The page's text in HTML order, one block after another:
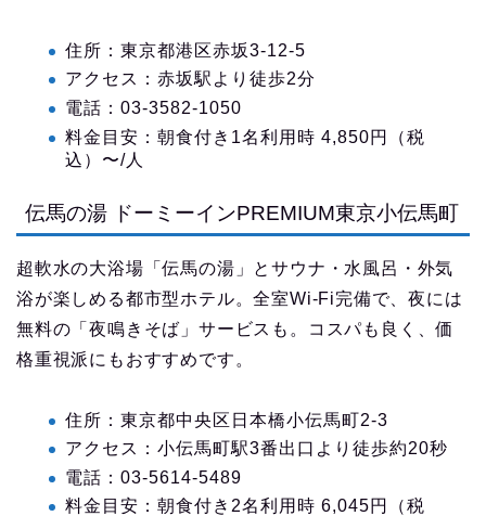
住所：東京都港区赤坂3-12-5
アクセス：赤坂駅より徒歩2分
電話：03-3582-1050
料金目安：朝食付き1名利用時 4,850円（税
込）〜/人
伝馬の湯 ドーミーインPREMIUM東京小伝馬町
超軟水の大浴場「伝馬の湯」とサウナ・水風呂・外気
浴が楽しめる都市型ホテル。全室Wi-Fi完備で、夜には
無料の「夜鳴きそば」サービスも。コスパも良く、価
格重視派にもおすすめです。
住所：東京都中央区日本橋小伝馬町2-3
アクセス：小伝馬町駅3番出口より徒歩約20秒
電話：03-5614-5489
料金目安：朝食付き2名利用時 6,045円（税